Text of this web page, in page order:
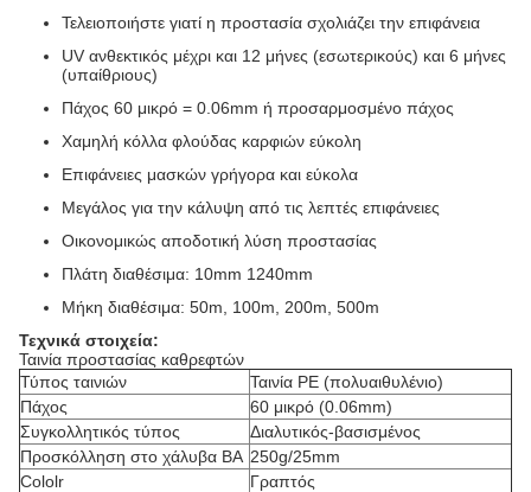
Τελειοποιήστε γιατί η προστασία σχολιάζει την επιφάνεια
UV ανθεκτικός μέχρι και 12 μήνες (εσωτερικούς) και 6 μήνες
(υπαίθριους)
Πάχος 60 μικρό = 0.06mm ή προσαρμοσμένο πάχος
Χαμηλή κόλλα φλούδας καρφιών εύκολη
Επιφάνειες μασκών γρήγορα και εύκολα
Μεγάλος για την κάλυψη από τις λεπτές επιφάνειες
Οικονομικώς αποδοτική λύση προστασίας
Πλάτη διαθέσιμα: 10mm 1240mm
Μήκη διαθέσιμα: 50m, 100m, 200m, 500m
Τεχνικά στοιχεία:
Ταινία προστασίας καθρεφτών
Τύπος ταινιών
Ταινία PE (πολυαιθυλένιο)
Πάχος
60 μικρό (0.06mm)
Συγκολλητικός τύπος
Διαλυτικός-βασισμένος
Προσκόλληση στο χάλυβα BA 250g/25mm
Cololr
Γραπτός